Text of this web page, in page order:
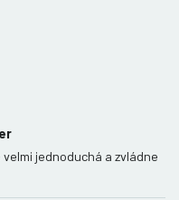
jednoduchá a zvládne